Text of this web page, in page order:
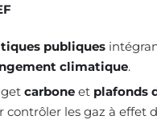
publiques
climatique.
carbone et plafonds
contrôler les gaz à effet